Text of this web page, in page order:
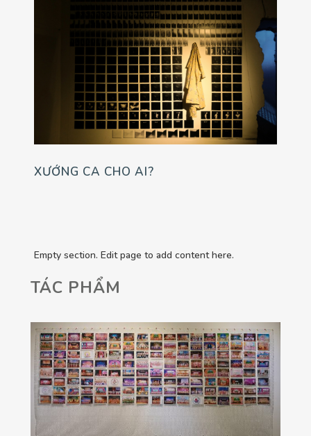
XƯỚNG CA CHO AI?
Empty section. Edit page to add content here.
TÁC PHẨM